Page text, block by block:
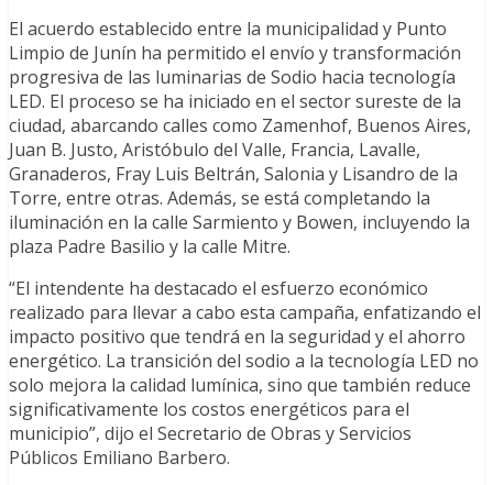
El acuerdo establecido entre la municipalidad y Punto
Limpio de Junín ha permitido el envío y transformación
progresiva de las luminarias de Sodio hacia tecnología
LED. El proceso se ha iniciado en el sector sureste de la
ciudad, abarcando calles como Zamenhof, Buenos Aires,
Juan B. Justo, Aristóbulo del Valle, Francia, Lavalle,
Granaderos, Fray Luis Beltrán, Salonia y Lisandro de la
Torre, entre otras. Además, se está completando la
iluminación en la calle Sarmiento y Bowen, incluyendo la
plaza Padre Basilio y la calle Mitre.
“El intendente ha destacado el esfuerzo económico
realizado para llevar a cabo esta campaña, enfatizando el
impacto positivo que tendrá en la seguridad y el ahorro
energético. La transición del sodio a la tecnología LED no
solo mejora la calidad lumínica, sino que también reduce
significativamente los costos energéticos para el
municipio”, dijo el Secretario de Obras y Servicios
Públicos Emiliano Barbero.